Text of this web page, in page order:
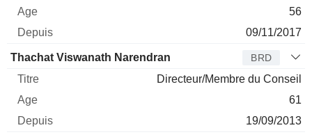
56
09/11/2017
Thachat Viswanath Narendran BRD
Directeur/Membre du Conseil
61
19/09/2013